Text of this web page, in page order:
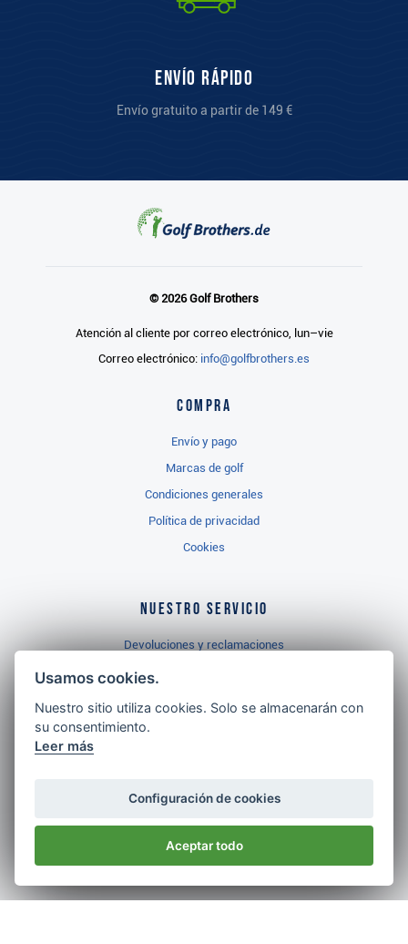
Envío rápido
Envío gratuito a partir de 149 €
© 2026 Golf Brothers
Atención al cliente por correo electrónico, lun–vie
Correo electrónico: info@golfbrothers.es
Compra
Envío y pago
Marcas de golf
Condiciones generales
Política de privacidad
Cookies
Nuestro servicio
Devoluciones y reclamaciones
Inicio
Aviso legal
Usamos cookies.
Nuestro sitio utiliza cookies. Solo se almacenarán con
su consentimiento.
Leer más
Configuración de cookies
Aceptar todo